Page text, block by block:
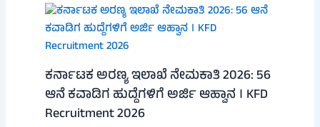
ಕರ್ನಾಟಕ ಅರಣ್ಯ ಇಲಾಖೆ ನೇಮಕಾತಿ 2026: 56
ಆನೆ ಕವಾಡಿಗ ಹುದ್ದೆಗಳಿಗೆ ಅರ್ಜಿ ಆಹ್ವಾನ । KFD
Recruitment 2026